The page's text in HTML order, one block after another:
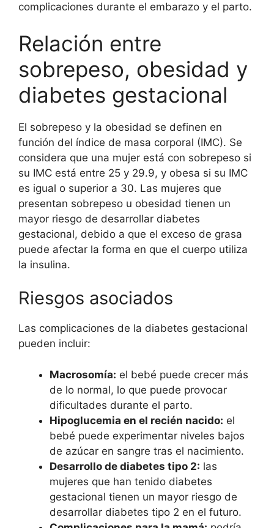
complicaciones durante el embarazo y el parto.
Relación entre
sobrepeso, obesidad y
diabetes gestacional
El sobrepeso y la obesidad se definen en
función del índice de masa corporal (IMC). Se
considera que una mujer está con sobrepeso si
su IMC está entre 25 y 29.9, y obesa si su IMC
es igual o superior a 30. Las mujeres que
presentan sobrepeso u obesidad tienen un
mayor riesgo de desarrollar diabetes
gestacional, debido a que el exceso de grasa
puede afectar la forma en que el cuerpo utiliza
la insulina.
Riesgos asociados
Las complicaciones de la diabetes gestacional
pueden incluir:
Macrosomía: el bebé puede crecer más
de lo normal, lo que puede provocar
dificultades durante el parto.
Hipoglucemia en el recién nacido: el
bebé puede experimentar niveles bajos
de azúcar en sangre tras el nacimiento.
Desarrollo de diabetes tipo 2: las
mujeres que han tenido diabetes
gestacional tienen un mayor riesgo de
desarrollar diabetes tipo 2 en el futuro.